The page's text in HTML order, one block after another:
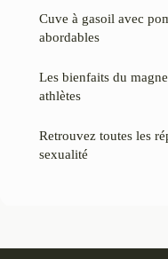
Cuve à gasoil avec
abordables
Les bienfaits du
athlètes
Retrouvez toutes les
sexualité